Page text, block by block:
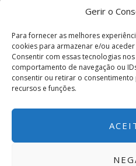
Gerir o
Para fornecer as melhores
cookies para armazenar e/ou
Consentir com essas tecnologias
comportamento de navegação ou
consentir ou retirar o
recursos e funções.